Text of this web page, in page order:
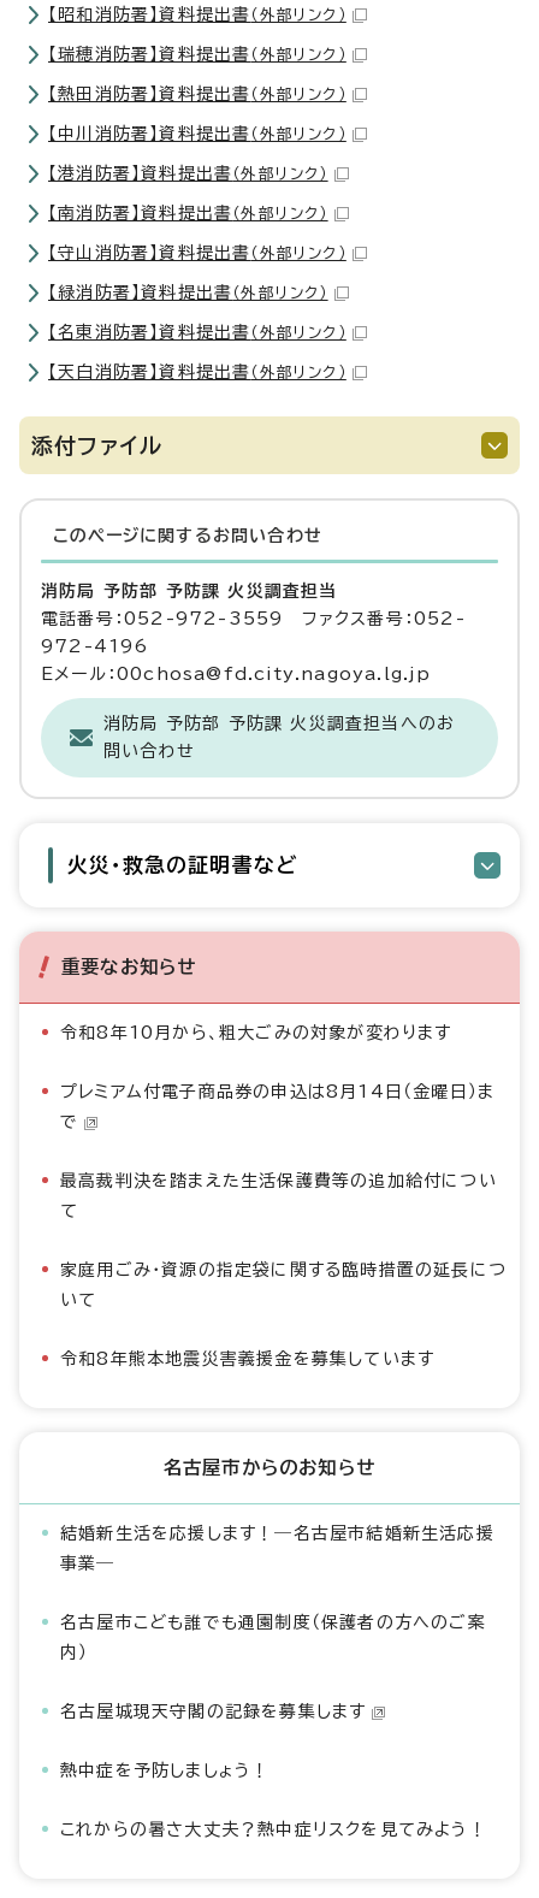
【昭和消防署】資料提出書 （外部リンク）
【瑞穂消防署】資料提出書 （外部リンク）
【熱田消防署】資料提出書 （外部リンク）
【中川消防署】資料提出書 （外部リンク）
【港消防署】資料提出書 （外部リンク）
【南消防署】資料提出書 （外部リンク）
【守山消防署】資料提出書 （外部リンク）
【緑消防署】資料提出書 （外部リンク）
【名東消防署】資料提出書 （外部リンク）
【天白消防署】資料提出書 （外部リンク）
添付ファイル
このページに関する お問い合わせ
消防局 予防部 予防課 火災調査担当
電話番号：052-972-3559 ファクス番号：052-
972-4196
Eメール：00chosa@fd.city.nagoya.lg.jp
消防局 予防部 予防課 火災調査担当へのお
問い合わせ
火災・救急の証明書など
重要なお知らせ
令和8年10月から、粗大ごみの対象が変わります
プレミアム付電子商品券の申込は8月14日（金曜日）ま
で
最高裁判決を踏まえた生活保護費等の追加給付につい
て
家庭用ごみ・資源の指定袋に関する臨時措置の延長につ
いて
令和8年熊本地震災害義援金を募集しています
名古屋市からのお知らせ
結婚新生活を応援します！―名古屋市結婚新生活応援
事業―
名古屋市こども誰でも通園制度（保護者の方へのご案
内）
名古屋城現天守閣の記録を募集します
熱中症を予防しましょう！
これからの暑さ大丈夫？熱中症リスクを見てみよう！